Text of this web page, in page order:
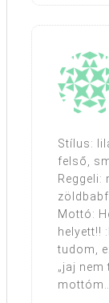
Stílus:
felső,
Reggeli:
Mottó:
helyett!!
tudom,
„jaj